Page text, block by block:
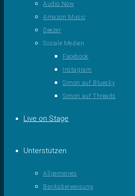
Audio Now
Amazon Music
Deezer
Soziale Medien
Facebook
Instagram
Simon auf Bluesky
Simon auf Threads
Live on Stage
Unterstützen
Allgemeines
Banküberweisung